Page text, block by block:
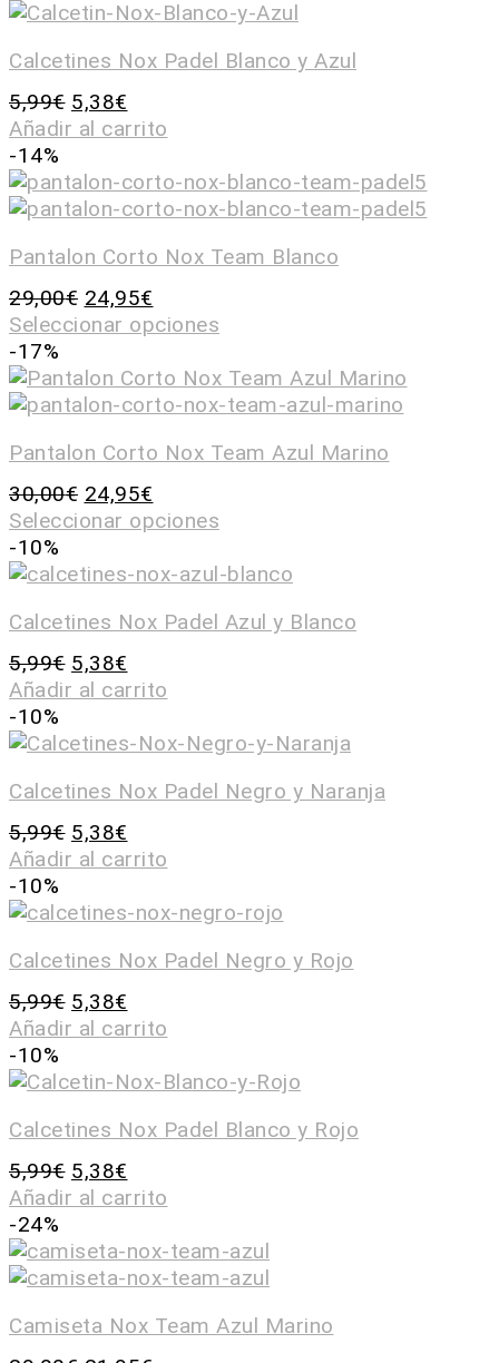
Calcetines Nox Padel Blanco y Azul
5,99€ 5,38€
Añadir al carrito
-14%
Pantalon Corto Nox Team Blanco
29,00€ 24,95€
Seleccionar opciones
-17%
Pantalon Corto Nox Team Azul Marino
30,00€ 24,95€
Seleccionar opciones
-10%
Calcetines Nox Padel Azul y Blanco
5,99€ 5,38€
Añadir al carrito
-10%
Calcetines Nox Padel Negro y Naranja
5,99€ 5,38€
Añadir al carrito
-10%
Calcetines Nox Padel Negro y Rojo
5,99€ 5,38€
Añadir al carrito
-10%
Calcetines Nox Padel Blanco y Rojo
5,99€ 5,38€
Añadir al carrito
-24%
Camiseta Nox Team Azul Marino